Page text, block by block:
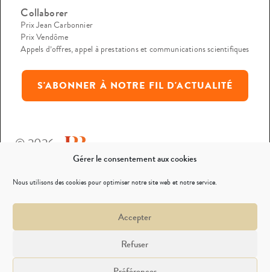
Gérer le consentement aux cookies
Nous utilisons des cookies pour optimiser notre site web et notre service.
Accepter
Refuser
Collaborer
Prix Jean Carbonnier
Prix Vendôme
Appels d’offres, appel à prestations et communications scientifiques
S'ABONNER À NOTRE FIL D'ACTUALITÉ
© 2026